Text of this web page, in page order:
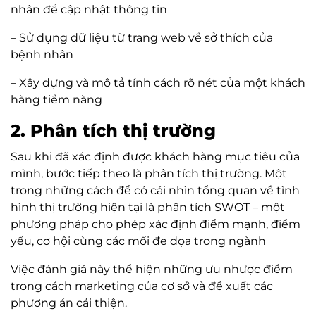
nhân để cập nhật thông tin
– Sử dụng dữ liệu từ trang web về sở thích của
bệnh nhân
– Xây dựng và mô tả tính cách rõ nét của một khách
hàng tiềm năng
2. Phân tích thị trường
Sau khi đã xác định được khách hàng mục tiêu của
mình, bước tiếp theo là phân tích thị trường. Một
trong những cách để có cái nhìn tổng quan về tình
hình thị trường hiện tại là phân tích SWOT – một
phương pháp cho phép xác định điểm mạnh, điểm
yếu, cơ hội cùng các mối đe dọa trong ngành
Việc đánh giá này thể hiện những ưu nhược điểm
trong cách marketing của cơ sở và đề xuất các
phương án cải thiện.